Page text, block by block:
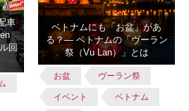
車
回
ベトナムにも「お盆」があ
る？― ベトナムの「ヴーラン
祭（Vu Lan）」とは
お盆 ヴーラン祭
イベント ベトナム